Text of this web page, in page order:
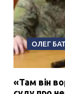
ОЛЕГ
«Там він